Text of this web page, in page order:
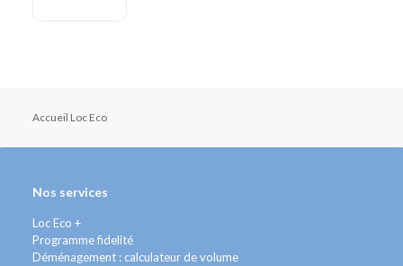
Accueil Loc Eco
Nos services
Loc Eco +
Programme fidelité
Déménagement : calculateur de volume